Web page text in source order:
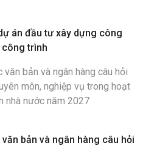
án đầu tư xây dựng công
trình
bản và ngân hàng câu hỏi